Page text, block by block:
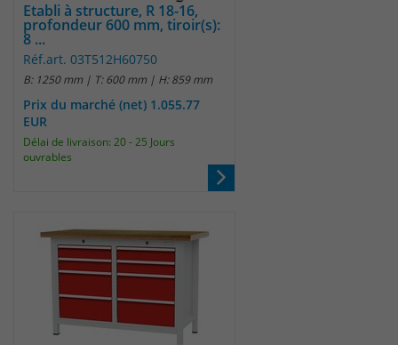
Etabli à structure, R 18-16,
profondeur 600 mm, tiroir(s):
8 ...
Réf.art. 03T512H60750
B: 1250 mm | T: 600 mm | H: 859 mm
Prix du marché (net) 1.055.77
EUR
Délai de livraison: 20 - 25 Jours
ouvrables